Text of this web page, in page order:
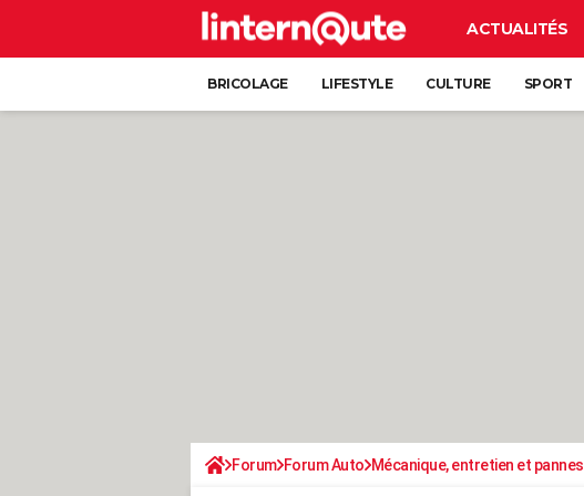
ACTUALITÉS
BRICOLAGE LIFESTYLE CULTURE SPORT
Forum Forum Auto Mécanique, entretien et pannes